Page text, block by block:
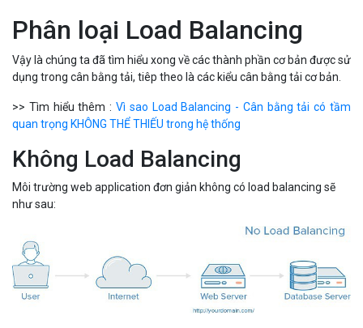
Phân loại Load Balancing
Vậy là chúng ta đã tìm hiểu xong về các thành phần cơ bản được sử
dụng trong cân bằng tải, tiêp theo là các kiểu cân bằng tải cơ bản.
>> Tìm hiểu thêm : Vì sao Load Balancing - Cân bằng tải có tầm
quan trọng KHÔNG THỂ THIẾU trong hệ thống
Không Load Balancing
Môi trường web application đơn giản không có load balancing sẽ
như sau: